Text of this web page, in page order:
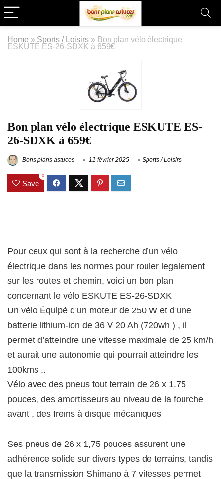
Home » Sports / Loisirs » Bon plan vélo électrique
ESKUTE ES-26-SDXK à 659€
Bon plan vélo électrique ESKUTE ES-
26-SDXK à 659€
Bons plans astuces 11 février 2025 Sports / Loisirs
Save
0
Pour ceux qui sont à la recherche d’un vélo
électrique dans les normes pour rouler legalement
sur les routes et chemin, voici un bon plan
concernant le vélo ESKUTE ES-26-SDXK
Un vélo Équipé d’un moteur de 250 W et d’une
batterie lithium-ion de 36 V 20 Ah (720wh ) , il
permet d’atteindre une vitesse maximale de 25 km/h
et aurait une autonomie qui pourrait atteindre les
100kms ..
Vélo avec des pneus tout terrain de 26 x 1.75
pouces, des amortisseurs au niveau de la fourche
avant , des freins à disque mécaniques
Ses pneus de 26 x 1,75 pouces assurent une
adhérence solide sur divers types de terrains, tandis
que la transmission Shimano à 7 vitesses permet